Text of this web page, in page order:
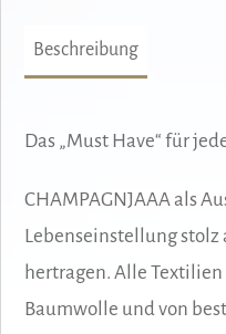
Beschreibung
Das „Must Have“ für
CHAMPAGNJAAA als
Lebenseinstellung stolz
hertragen. Alle
Baumwolle und von